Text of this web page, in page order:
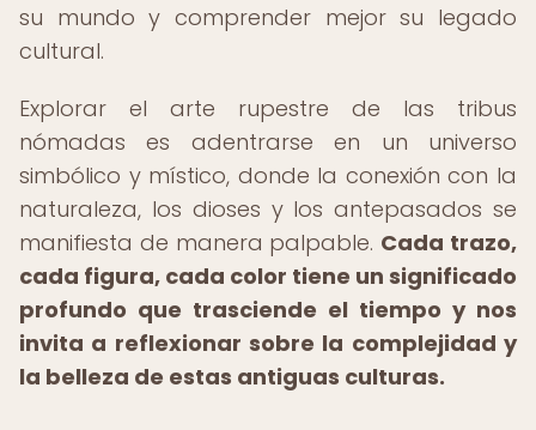
su mundo y comprender mejor su legado
cultural.
Explorar el arte rupestre de las tribus
nómadas es adentrarse en un universo
simbólico y místico, donde la conexión con la
naturaleza, los dioses y los antepasados se
manifiesta de manera palpable. Cada trazo,
cada figura, cada color tiene un significado
profundo que trasciende el tiempo y nos
invita a reflexionar sobre la complejidad y
la belleza de estas antiguas culturas.